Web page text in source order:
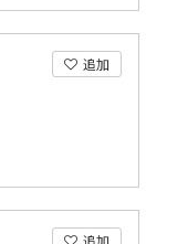
追加
追加